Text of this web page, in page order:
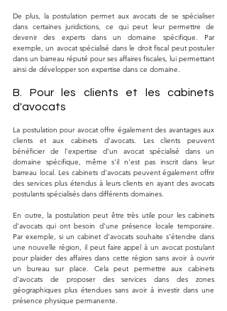
De plus, la postulation permet aux avocats de se spécialiser
dans certaines juridictions, ce qui peut leur permettre de
devenir des experts dans un domaine spécifique. Par
exemple, un avocat spécialisé dans le droit fiscal peut postuler
dans un barreau réputé pour ses affaires fiscales, lui permettant
ainsi de développer son expertise dans ce domaine.
B. Pour les clients et les cabinets
d'avocats
La postulation pour avocat offre également des avantages aux
clients et aux cabinets d'avocats. Les clients peuvent
bénéficier de l'expertise d'un avocat spécialisé dans un
domaine spécifique, même s'il n'est pas inscrit dans leur
barreau local. Les cabinets d'avocats peuvent également offrir
des services plus étendus à leurs clients en ayant des avocats
postulants spécialisés dans différents domaines.
En outre, la postulation peut être très utile pour les cabinets
d'avocats qui ont besoin d'une présence locale temporaire.
Par exemple, si un cabinet d'avocats souhaite s'étendre dans
une nouvelle région, il peut faire appel à un avocat postulant
pour plaider des affaires dans cette région sans avoir à ouvrir
un bureau sur place. Cela peut permettre aux cabinets
d'avocats de proposer des services dans des zones
géographiques plus étendues sans avoir à investir dans une
présence physique permanente.